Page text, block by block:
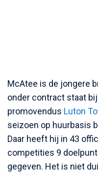
McAtee is de jongere
onder contract staat
promovendus Luton
seizoen op huurbasis
Daar heeft hij in 43
competities 9
gegeven. Het is niet